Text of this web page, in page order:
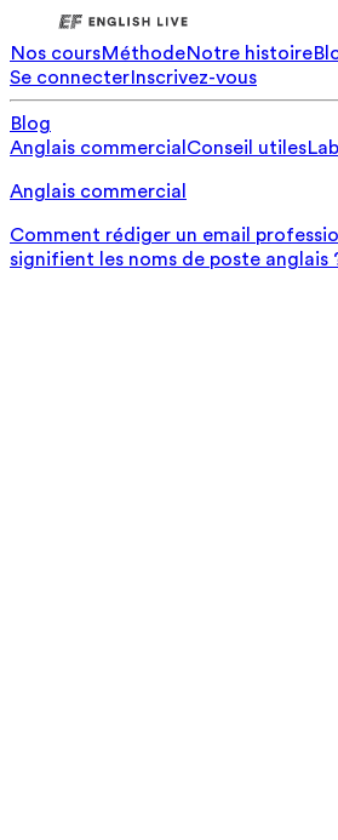
Nos coursMéthodeNotre histoire
Se connecterInscrivez-vous
Blog
Anglais commercial Conseil utiles
Anglais commercial
Comment rédiger un email
signifient les noms de poste anglais